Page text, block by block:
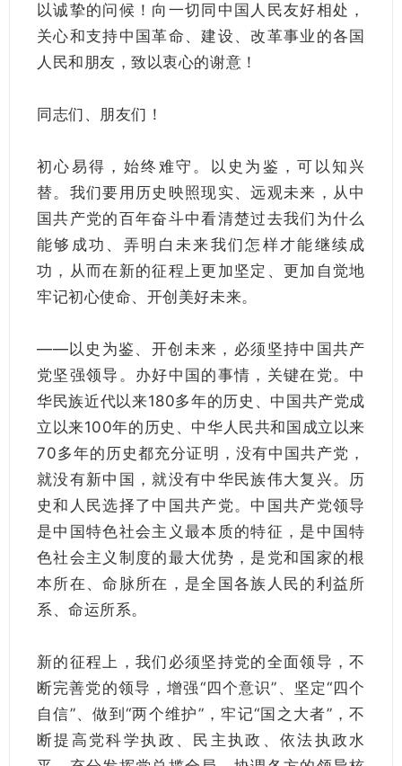
以诚挚的问候！向一切同中国人民友好相处，
关心和支持中国革命、建设、改革事业的各国
人民和朋友，致以衷心的谢意！
同志们、朋友们！
初心易得，始终难守。以史为鉴，可以知兴
替。我们要用历史映照现实、远观未来，从中
国共产党的百年奋斗中看清楚过去我们为什么
能够成功、弄明白未来我们怎样才能继续成
功，从而在新的征程上更加坚定、更加自觉地
牢记初心使命、开创美好未来。
——以史为鉴、开创未来，必须坚持中国共产
党坚强领导。办好中国的事情，关键在党。中
华民族近代以来180多年的历史、中国共产党成
立以来100年的历史、中华人民共和国成立以来
70多年的历史都充分证明，没有中国共产党，
就没有新中国，就没有中华民族伟大复兴。历
史和人民选择了中国共产党。中国共产党领导
是中国特色社会主义最本质的特征，是中国特
色社会主义制度的最大优势，是党和国家的根
本所在、命脉所在，是全国各族人民的利益所
系、命运所系。
新的征程上，我们必须坚持党的全面领导，不
断完善党的领导，增强“四个意识”、坚定“四个
自信”、做到“两个维护”，牢记“国之大者”，不
断提高党科学执政、民主执政、依法执政水